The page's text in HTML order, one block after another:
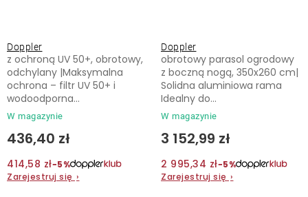
Doppler
W magazynie
436,40 zł
414,58 zł−5%
Zarejestruj się ›
z ochroną UV 50+, obrotowy,
odchylany |Maksymalna
ochrona – filtr UV 50+ i
wodoodporna...
Doppler
W magazynie
3 152,99 zł
2 995,34 zł−5%
Zarejestruj się ›
obrotowy parasol ogrodowy
z boczną nogą, 350x260 cm|
Solidna aluminiowa rama
Idealny do...